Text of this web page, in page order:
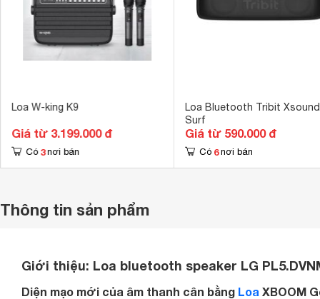
Loa W-king K9
Giá từ 3.199.000 đ
Có 3 nơi bán
Loa Bluetooth Tribit Xsound
Surf
Giá từ 590.000 đ
Có 6 nơi bán
Thông tin sản phẩm
Giới thiệu: Loa bluetooth speaker LG
Diện mạo mới của âm thanh cân bằng Loa XBOOM